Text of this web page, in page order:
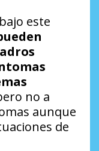
este
no a
aunque
de